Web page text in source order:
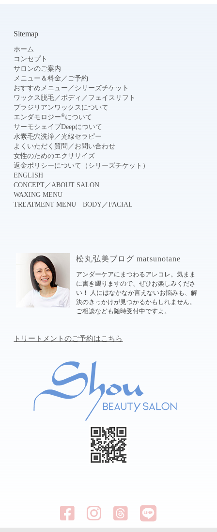
Sitemap
ホーム
コンセプト
サロンのご案内
メニュー＆料金 ／ ご予約
おすすめメニュー ／ シリーズチケット
ワックス脱毛／ボディ ／ フェイスリフト
ブラジリアンワックスについて
エンダモロジー®について
サーモシェイプDeepについて
水素毛穴洗浄／光線セラピー
よくいただく質問 ／ お問い合わせ
女性のためのエクササイズ
返金ポリシーについて（シリーズチケット）
ENGLISH
CONCEPT／ABOUT SALON
WAXING MENU
TREATMENT MENUBODY／FACIAL
松丸弘美ブログ matsunotane
アンダーケアにまつわるアレコレ。気まま
に書き綴りますので、ぜひお楽しみくださ
い！ 人にはなかなか言えないお悩みも、解
決のきっかけが見つかるかもしれません。
ご相談なども随時受付中ですよ。
トリートメントのご予約はこちら